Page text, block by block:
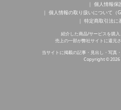
個人情報保
個人情報の取り扱いについて（
特定商取引法に
紹介した商品/サービスを購入
売上の一部が弊社サイトに還元
当サイトに掲載の記事・見出し・写真
Copyright © 2026